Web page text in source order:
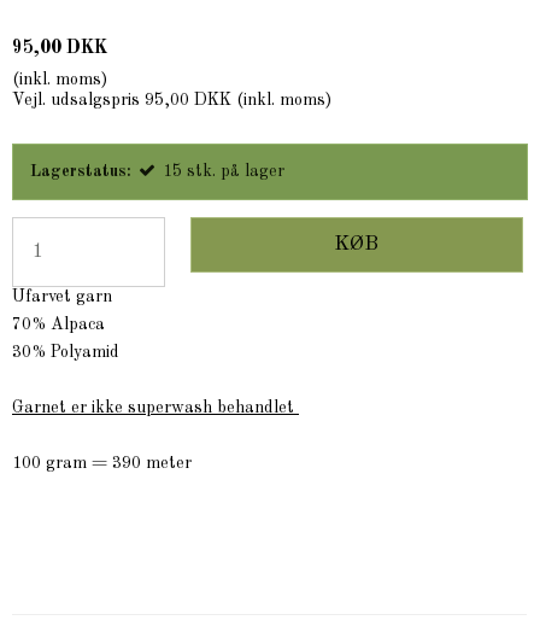
95,00 DKK
(inkl. moms)
Vejl. udsalgspris 95,00 DKK (inkl. moms)
Lagerstatus: 15 stk. på lager
KØB
Ufarvet garn
70% Alpaca
30% Polyamid
Garnet er ikke superwash behandlet
100 gram = 390 meter